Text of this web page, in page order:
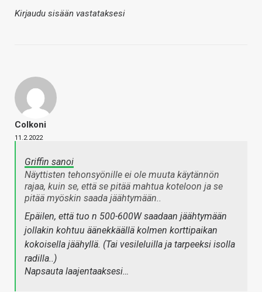
Kirjaudu sisään vastataksesi
Colkoni
11.2.2022
Griffin sanoi
Näyttisten tehonsyönille ei ole muuta käytännön
rajaa, kuin se, että se pitää mahtua koteloon ja se
pitää myöskin saada jäähtymään..
Epäilen, että tuo n 500-600W saadaan jäähtymään
jollakin kohtuu äänekkäällä kolmen korttipaikan
kokoisella jäähyllä. (Tai vesileluilla ja tarpeeksi isolla
radilla..)
Napsauta laajentaaksesi…